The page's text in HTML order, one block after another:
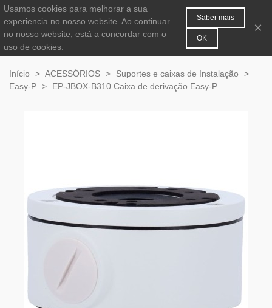
0
Início > ACESSÓRIOS > Suportes e caixas de Instalação
>
Easy-P > EP-JBOX-B310 Caixa de derivação Easy-P
Usamos cookies para melhorar a sua
experiencia no nosso website. Ao continuar
no nosso website, está a concordar com o
uso de cookies.
Saber mais
OK
×